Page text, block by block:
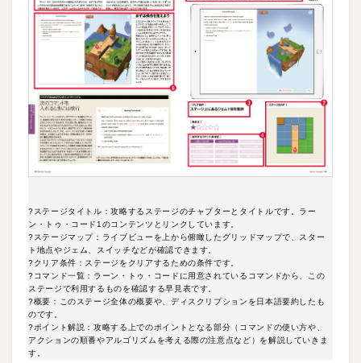
?ステージタイトル：攻略するステージのチャプターとタイトルです。ラー
ン・トゥ・コード1のコンテンツとリンクしています。
?ステージマップ：ライブビューを上から俯瞰したグリッドマップで、スター
ト地点やジェム、スイッチなどが確認できます。
?クリア条件：ステージをクリアするための条件です。
?コマンド一覧：ラーン・トゥ・コードに用意されているコマンドから、この
ステージで利用するものを確認する早見表です。
?概要：このステージ全体の概要や、ディスクリプションを日本語要約したも
のです。
?ポイント解説：攻略する上でのポイントとなる部分（コマンドの使い方や、
アクションの順番やアルゴリズムを考える際の注意点など）を解説していきま
す。